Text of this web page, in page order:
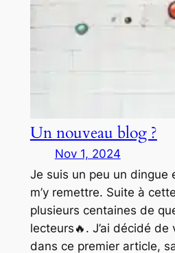
Un nouveau blog ?
Nov 1, 2024
Je suis un peu un dingue
m’y remettre. Suite à
plusieurs centaines de
lecteurs🔥. J’ai décidé de
dans ce premier article,